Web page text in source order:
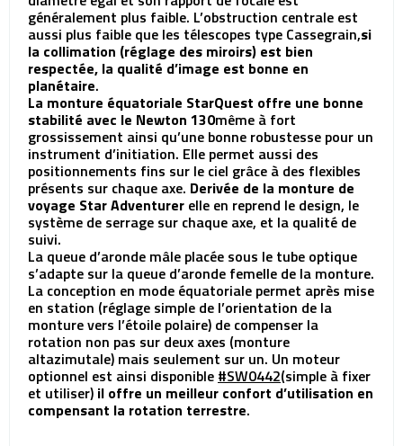
généralement plus faible. L’obstruction centrale est
aussi plus faible que les télescopes type Cassegrain,si
la collimation (réglage des miroirs) est bien
respectée, la qualité d’image est bonne en
planétaire.
La monture équatoriale StarQuest offre une bonne
stabilité avec le Newton 130même à fort
grossissement ainsi qu’une bonne robustesse pour un
instrument d’initiation. Elle permet aussi des
positionnements fins sur le ciel grâce à des flexibles
présents sur chaque axe. Derivée de la monture de
voyage Star Adventurer elle en reprend le design, le
système de serrage sur chaque axe, et la qualité de
suivi.
La queue d’aronde mâle placée sous le tube optique
s’adapte sur la queue d’aronde femelle de la monture.
La conception en mode équatoriale permet après mise
en station (réglage simple de l’orientation de la
monture vers l’étoile polaire) de compenser la
rotation non pas sur deux axes (monture
altazimutale) mais seulement sur un. Un moteur
optionnel est ainsi disponible #SW0442(simple à fixer
et utiliser) il offre un meilleur confort d’utilisation en
compensant la rotation terrestre.